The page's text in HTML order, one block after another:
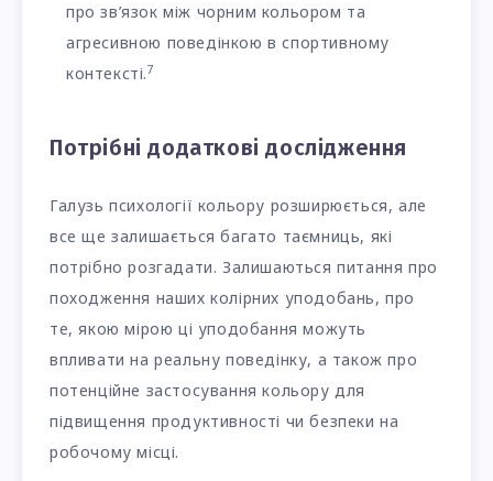
про зв’язок між чорним кольором та
агресивною поведінкою в спортивному
контексті.7
Потрібні додаткові дослідження
Галузь психології кольору розширюється, але
все ще залишається багато таємниць, які
потрібно розгадати. Залишаються питання про
походження наших колірних уподобань, про
те, якою мірою ці уподобання можуть
впливати на реальну поведінку, а також про
потенційне застосування кольору для
підвищення продуктивності чи безпеки на
робочому місці.